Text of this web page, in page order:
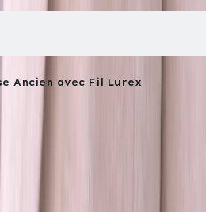
Ancien avec Fil Lurex